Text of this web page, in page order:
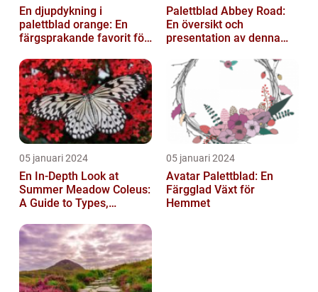
En djupdykning i
palettblad orange: En
färgsprakande favorit för
Palettblad Abbey Road:
En översikt och
presentation av denna
05 januari 2024
En In-Depth Look at
Summer Meadow Coleus:
A Guide to Types,
Historical Signific...
05 januari 2024
Avatar Palettblad: En
Färgglad Växt för
Hemmet